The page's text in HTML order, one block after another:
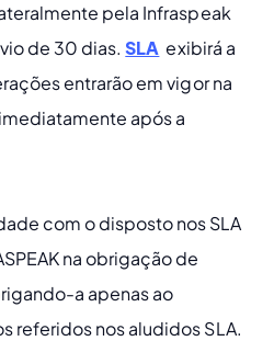
pela Infraspeak
de 30 dias. SLA exibirá a
entrarão em vigor na
após a
com o disposto nos SLA
na obrigação de
a apenas ao
referidos nos aludidos SLA.